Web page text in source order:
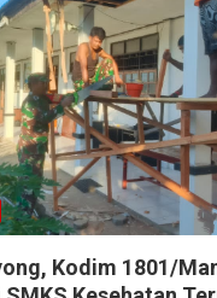
Kodim 1801/